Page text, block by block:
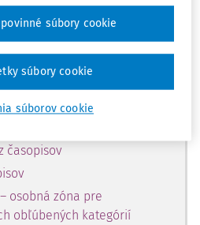
k odbornému
prístup na 10 dní
len zaregistrovať.
získate prístup aj k
obsahu:
časopisov
osobná zóna pre
obľúbených kategórií
súborov cookie
súbory cookie
súbory cookie